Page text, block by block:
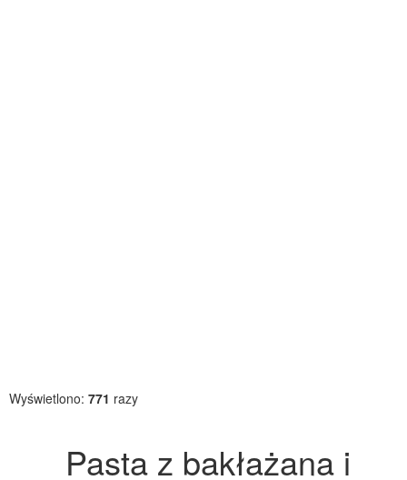
Wyświetlono: 771 razy
Pasta z bakłażana i